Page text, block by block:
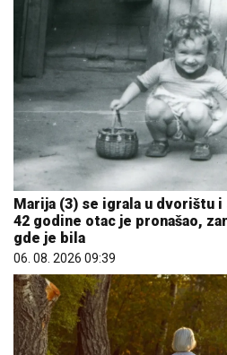
Marija (3) se igrala u dvorištu
42 godine otac je pronašao,
gde je bila
06. 08. 2026 09:39